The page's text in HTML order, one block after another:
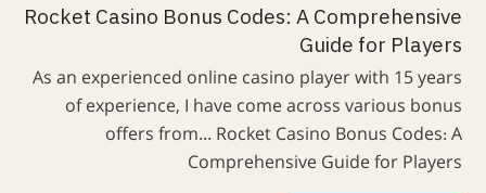
Rocket Casino Bonus Codes: A Comprehensive
Guide for Players
As an experienced online casino player with 15 years
of experience, I have come across various bonus
offers from... Rocket Casino Bonus Codes: A
Comprehensive Guide for Players